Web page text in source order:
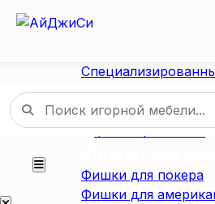
Складные покерные
Столы для
Столы из массива
Фишки для покера
Фишки для